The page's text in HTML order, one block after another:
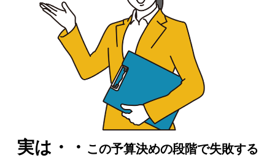
実は・・ この予算決めの段階で失敗する